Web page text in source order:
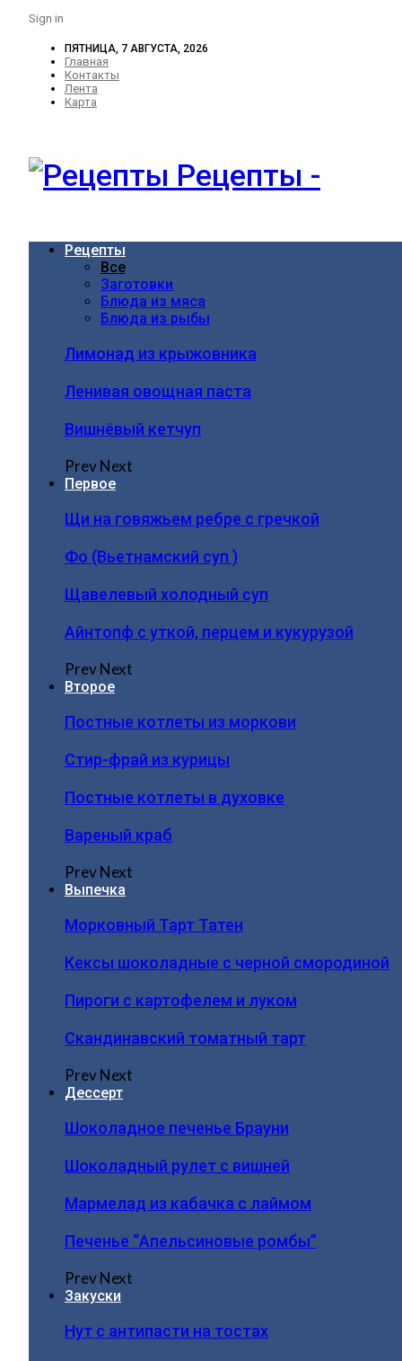
Sign in
ПЯТНИЦА, 7 АВГУСТА, 2026
Главная
Контакты
Лента
Карта
Рецепты -
Рецепты
Все
Заготовки
Блюда из мяса
Блюда из рыбы
Лимонад из крыжовника
Ленивая овощная паста
Вишнёвый кетчуп
PrevNext
Первое
Щи на говяжьем ребре с гречкой
Фо (Вьетнамский суп )
Щавелевый холодный суп
Айнтопф с уткой, перцем и кукурузой
PrevNext
Второе
Постные котлеты из моркови
Стир-фрай из курицы
Постные котлеты в духовке
Вареный краб
PrevNext
Выпечка
Морковный Тарт Татен
Кексы шоколадные с черной смородиной
Пироги c картофелем и луком
Скандинавский томатный тарт
PrevNext
Дессерт
Шоколадное печенье Брауни
Шоколадный рулет с вишней
Мармелад из кабачка с лаймом
Печенье “Апельсиновые ромбы”
PrevNext
Закуски
Нут с антипасти на тостах